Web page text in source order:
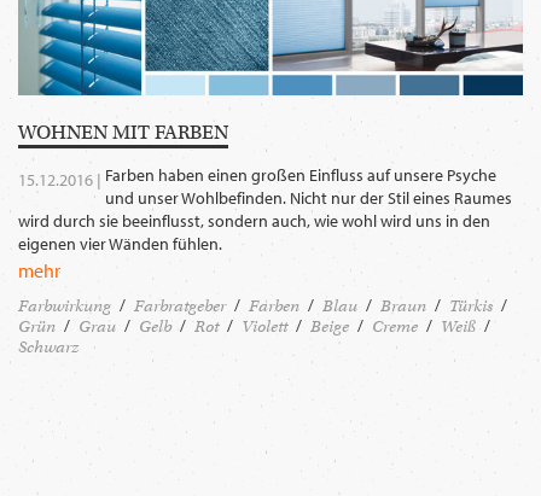
WOHNEN MIT FARBEN
15.12.2016 | Farben haben einen großen Einfluss auf unsere Psyche
und unser Wohlbefinden. Nicht nur der Stil eines Raumes
wird durch sie beeinflusst, sondern auch, wie wohl wird uns in den
eigenen vier Wänden fühlen.
mehr
Farbwirkung Farbratgeber Farben Blau Braun
Türkis
Grün
Grau Gelb Rot Violett Beige Creme
Weiß
Schwarz